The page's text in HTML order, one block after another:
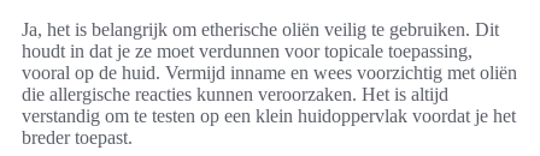
Ja, het is belangrijk om etherische oliën veilig te gebruiken. Dit
houdt in dat je ze moet verdunnen voor topicale toepassing,
vooral op de huid. Vermijd inname en wees voorzichtig met oliën
die allergische reacties kunnen veroorzaken. Het is altijd
verstandig om te testen op een klein huidoppervlak voordat je het
breder toepast.